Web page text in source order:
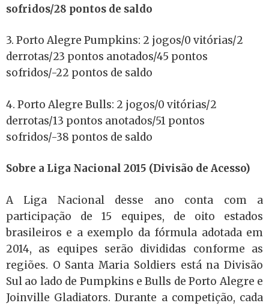
sofridos/28 pontos de saldo
3. Porto Alegre Pumpkins: 2 jogos/0 vitórias/2
derrotas/23 pontos anotados/45 pontos
sofridos/-22 pontos de saldo
4. Porto Alegre Bulls: 2 jogos/0 vitórias/2
derrotas/13 pontos anotados/51 pontos
sofridos/-38 pontos de saldo
Sobre a Liga Nacional 2015 (Divisão de Acesso)
A Liga Nacional desse ano conta com a
participação de 15 equipes, de oito estados
brasileiros e a exemplo da fórmula adotada em
2014, as equipes serão divididas conforme as
regiões. O Santa Maria Soldiers está na Divisão
Sul ao lado de Pumpkins e Bulls de Porto Alegre e
Joinville Gladiators. Durante a competição, cada